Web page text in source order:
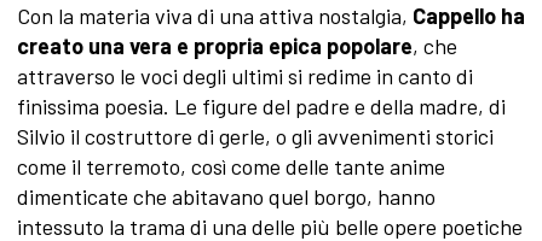
Con la materia viva di una attiva nostalgia, Cappello ha
creato una vera e propria epica popolare, che
attraverso le voci degli ultimi si redime in canto di
finissima poesia. Le figure del padre e della madre, di
Silvio il costruttore di gerle, o gli avvenimenti storici
come il terremoto, così come delle tante anime
dimenticate che abitavano quel borgo, hanno
intessuto la trama di una delle più belle opere poetiche